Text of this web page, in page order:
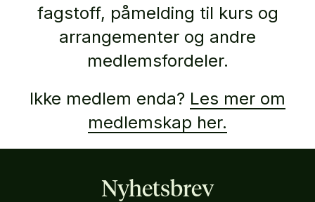
fagstoff, påmelding til kurs og
arrangementer og andre
medlemsfordeler.
Ikke medlem enda? Les mer om
medlemskap her.
Nyhetsbrev